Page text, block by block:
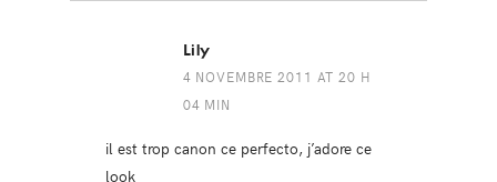
Lily
4 NOVEMBRE 2011 AT 20 H
04 MIN
il est trop canon ce perfecto, j’adore ce
look